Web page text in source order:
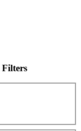
Filters